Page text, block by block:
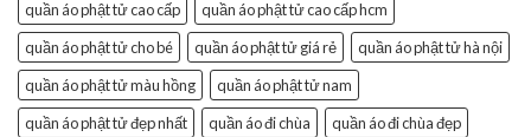
quần áo phật tử cao cấp
quần áo phật tử cao cấp hcm
quần áo phật tử cho bé
quần áo phật tử giá rẻ
quần áo phật tử hà nội
quần áo phật tử màu hồng
quần áo phật tử nam
quần áo phật tử đẹp nhất
quần áo đi chùa
quần áo đi chùa đẹp